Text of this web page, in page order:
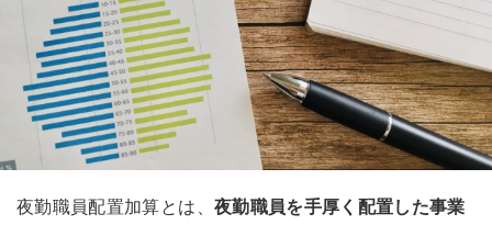
夜勤職員配置加算とは、 夜勤職員を手厚く配置した事業